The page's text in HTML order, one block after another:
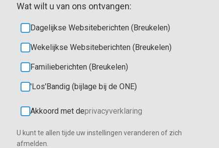
Wat wilt u van ons ontvangen:
Dagelijkse Websiteberichten (Breukelen)
Wekelijkse Websiteberichten (Breukelen)
Familieberichten (Breukelen)
'Los'Bandig (bijlage bij de ONE)
Akkoord met deprivacyverklaring
U kunt te allen tijde uw instellingen veranderen of zich
afmelden.